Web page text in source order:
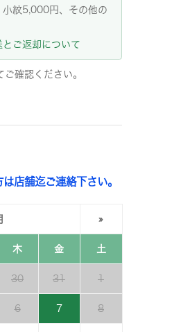
小紋5,000円、その他の
とご返却について
確認ください。
店舗迄ご連絡下さい。
»
木 金 土
30 31 1
6 7 8